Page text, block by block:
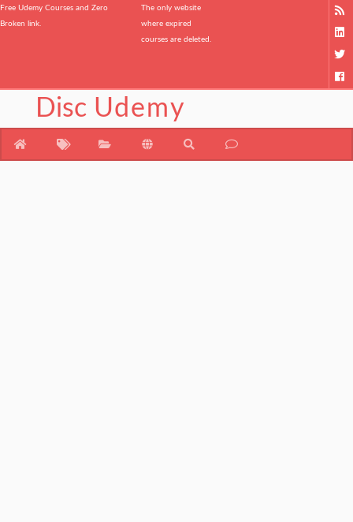
Free Udemy Courses and Zero
Broken link.
The only website
where expired
courses are deleted.
Disc Udemy